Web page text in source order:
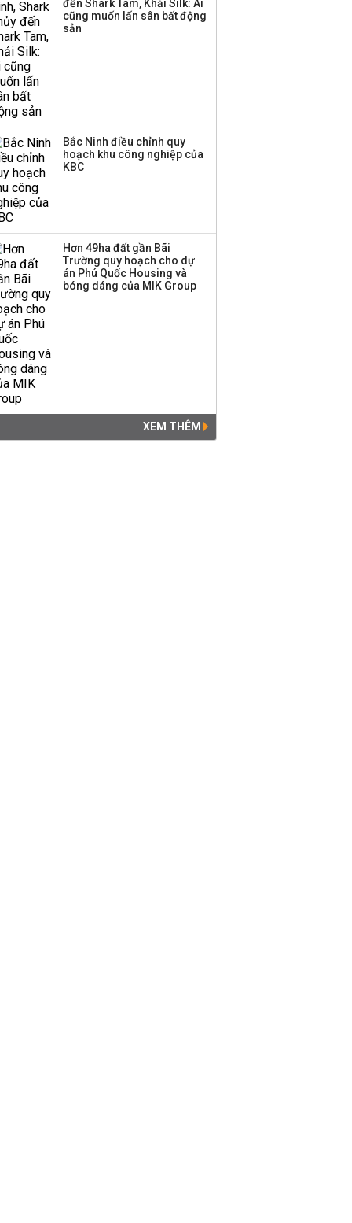
đến Shark Tam, Khải Silk: Ai
cũng muốn lấn sân bất động
sản
Bắc Ninh điều chỉnh quy
hoạch khu công nghiệp của
KBC
Hơn 49ha đất gần Bãi
Trường quy hoạch cho dự
án Phú Quốc Housing và
bóng dáng của MIK Group
XEM THÊM